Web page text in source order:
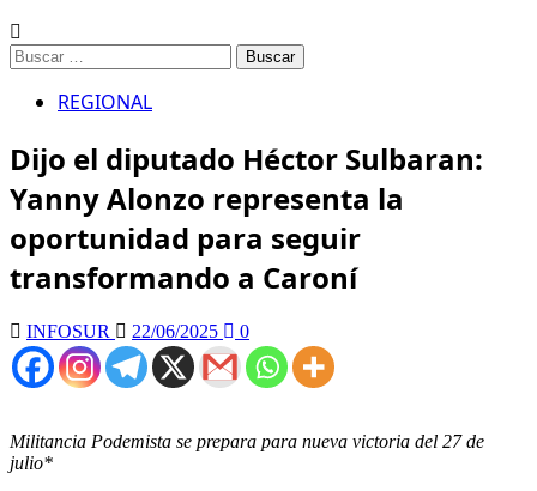
REGIONAL
Dijo el diputado Héctor Sulbaran:
Yanny Alonzo representa la
oportunidad para seguir
transformando a Caroní
INFOSUR 22/06/2025 0
Militancia Podemista se prepara para nueva victoria del 27 de
julio*